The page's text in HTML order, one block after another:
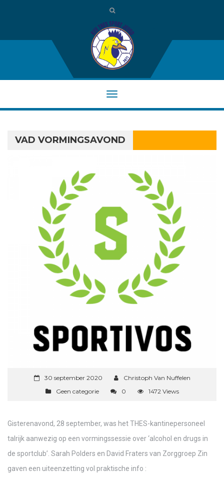
VAD VORMINGSAVOND
30 september 2020
Christoph Van Nuffelen
Geen categorie
0 1472 Views
Gisterenavond, 28 september, was het THES-kantinepersoneel
talrijk aanwezig op een vormingssessie over ‘alcohol en drugs in
de sportclub’. Sarah Polders en David Fraters van Zorggroep Zin
gaven een uiteenzetting vol praktische info :